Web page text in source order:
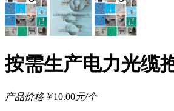
按需生产电力光缆
产品价格￥10.00元/个